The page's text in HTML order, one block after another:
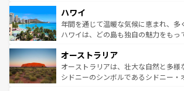
ば市内交通費無料で観光を楽しむこともでき
着のスイス情報はコンテンツ一覧 を
のような巨大都市は、観光、ショッピ
ンメントが詰まった刺激的なスポット
西部には大自然が広がり、グランドキ
部のニューオーリンズでは、音楽と美
文化が魅力。旅行者はアメリカの各地
しみながら、その多様性と豊かな歴史
ハワイ
年間を通じて温暖な気候に恵まれ、多
ハワイは、どの島も独自の魅力をもっ
ワイ島は見逃せない。また、定番の観
島だが、静かな自然を求めるならマウ
おすすめ。エメラルドグリーンに輝く
オーストラリア
オーストラリアは、壮大な自然と多様
シドニーのシンボルであるシドニー・